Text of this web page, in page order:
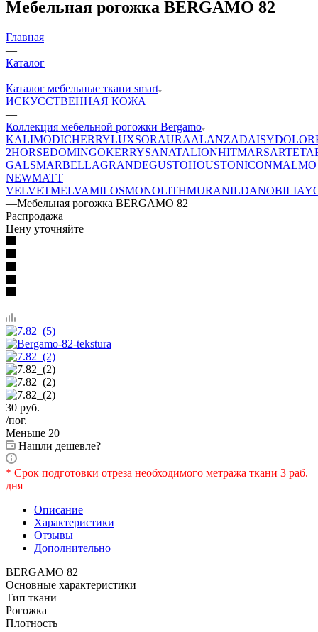
Мебельная рогожка BERGAMO 82
Главная
—
Каталог
—
Каталог мебельные ткани smart
ИСКУССТВЕННАЯ КОЖА
—
Коллекция мебельной рогожки Bergamo
KALIMODICHERRYLUXSORAURAALANZADAISY
2HORSEDOMINGOKERRYSANATALIONHITMARSARTE
GALSMARBELLAGRANDEGUSTOHOUSTONICONMALMO
NEWMATT
VELVETMELVAMILOSMONOLITHMURANILDANOBILIA
—Мебельная рогожка BERGAMO 82
Распродажа
Цену уточняйте
30 руб.
/пог.
Меньше 20
Нашли дешевле?
* Срок подготовки отреза необходимого метража ткани 3 раб.
дня
Описание
Характеристики
Отзывы
Дополнительно
BERGAMO 82
Основные характеристики
Тип ткани
Рогожка
Плотность